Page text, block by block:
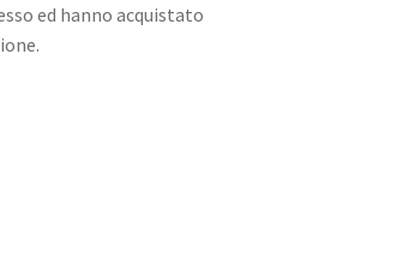
ed hanno acquistato